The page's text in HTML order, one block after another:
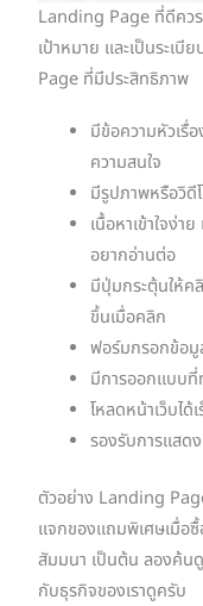
Landing Page ที่ดีคว
เป้าหมาย และเป็นระเ
Page ที่มีประสิทธิภาพ
มีข้อความหัวเรื่
ความสนใจ
มีรูปภาพหรือวิดี
เนื้อหาเข้าใจง่า
อยากอ่านต่อ
มีปุ่มกระตุ้นให้ค
ขึ้นเมื่อคลิก
ฟอร์มกรอกข้อมู
มีการออกแบบที่
โหลดหน้าเว็บไ
รองรับการแส
ตัวอย่าง Landing
แจกของแถมพิเศษเมื่อซื้
สัมมนา เป็นต้น ลองค้น
กับธุรกิจของเราดูครับ